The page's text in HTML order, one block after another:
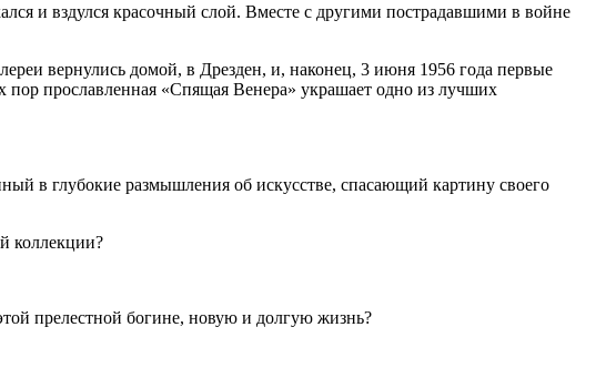
и вздулся красочный слой. Вместе с другими пострадавшими в войне
вернулись домой, в Дрезден, и, наконец, 3 июня 1956 года первые
пор прославленная «Спящая Венера» украшает одно из луч­ших
в глу­бокие размышления об искусстве, спаса­ющий картину своего
коллекции?
пре­лестной богине, новую и долгую жизнь?